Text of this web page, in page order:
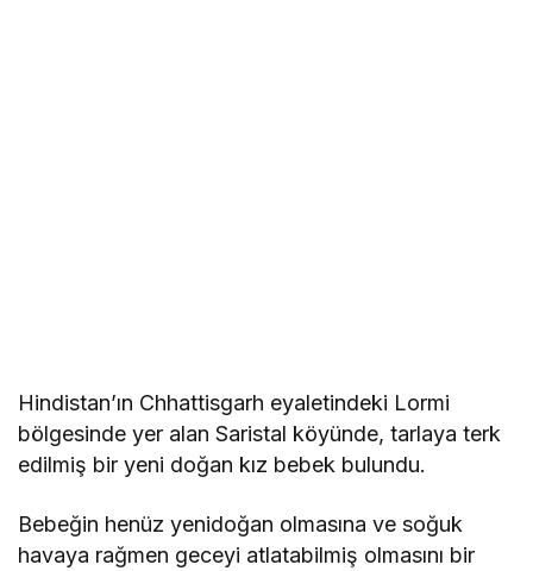
Hindistan’ın Chhattisgarh eyaletindeki Lormi
bölgesinde yer alan Saristal köyünde, tarlaya terk
edilmiş bir yeni doğan kız bebek bulundu.
Bebeğin henüz yenidoğan olmasına ve soğuk
havaya rağmen geceyi atlatabilmiş olmasını bir